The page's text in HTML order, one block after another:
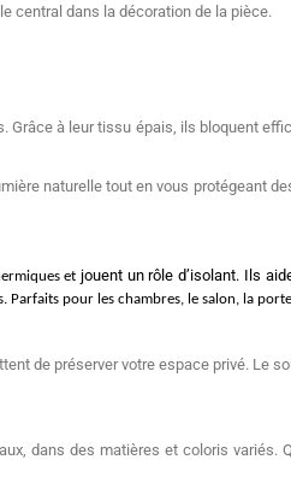
central dans la décoration de la pièce.
Grâce à leur tissu épais, ils bloquent
naturelle tout en vous protégeant
et jouent un rôle d’isolant. Ils
Parfaits pour les chambres, le salon, la
de préserver votre espace privé.
dans des matières et coloris